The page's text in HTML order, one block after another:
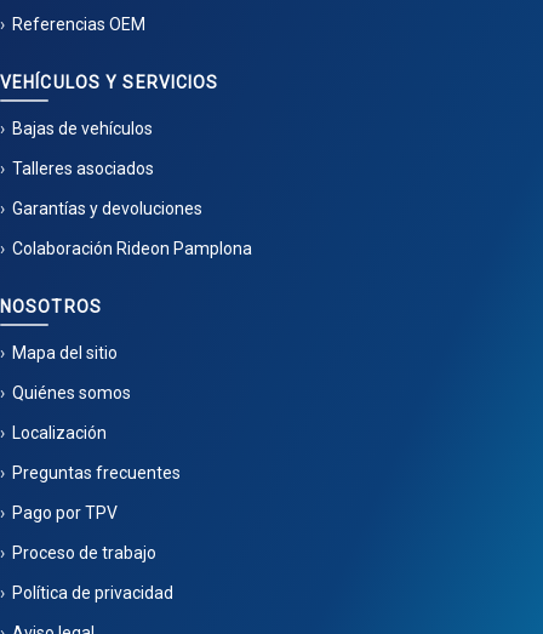
Referencias OEM
VEHÍCULOS Y SERVICIOS
Bajas de vehículos
Talleres asociados
Garantías y devoluciones
Colaboración Rideon Pamplona
NOSOTROS
Mapa del sitio
Quiénes somos
Localización
Preguntas frecuentes
Pago por TPV
Proceso de trabajo
Política de privacidad